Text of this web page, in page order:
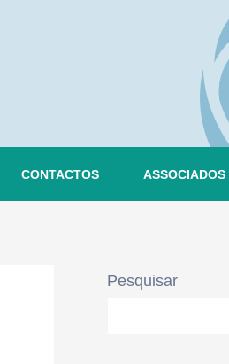
CONTACTOS ASSOCIADOS
Pesquisar